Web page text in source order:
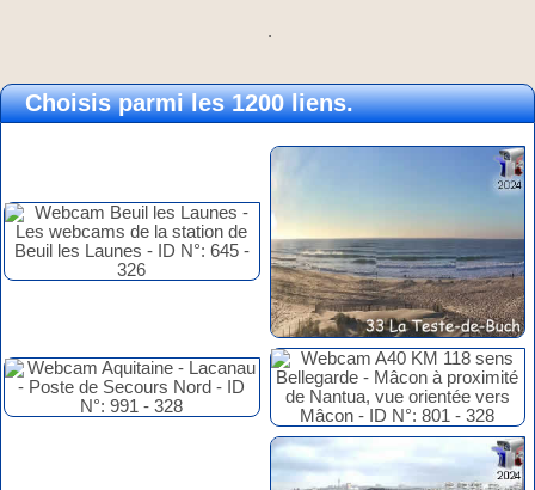
.
Choisis parmi les 1200 liens.